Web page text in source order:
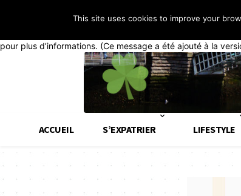
: La fonction _load_textdomain_just_in_time a été
pour plus d’informations. (Ce message a été ajouté à la
ACCUEIL S’EXPATRIER LIFESTYLE
This site uses cookies to improve your